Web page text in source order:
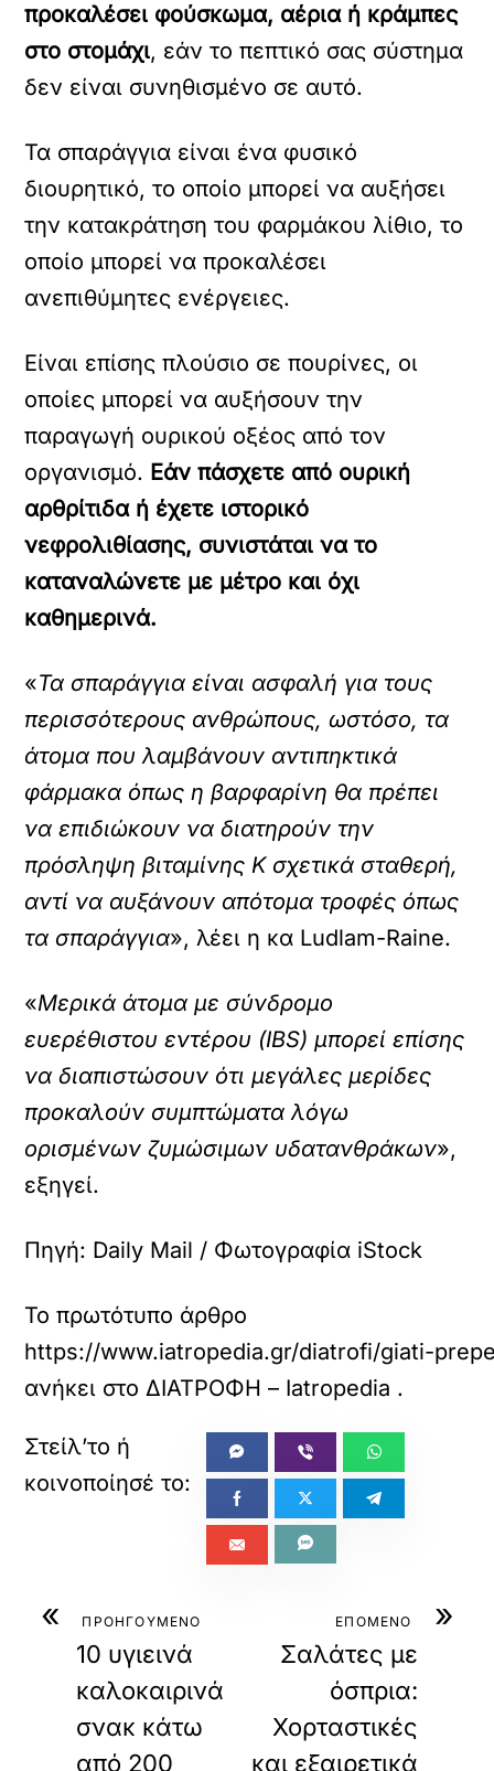
προκαλέσει φούσκωμα, αέρια ή κράμπες
στο στομάχι, εάν το πεπτικό σας σύστημα
δεν είναι συνηθισμένο σε αυτό.
Τα σπαράγγια είναι ένα φυσικό
διουρητικό, το οποίο μπορεί να αυξήσει
την κατακράτηση του φαρμάκου λίθιο, το
οποίο μπορεί να προκαλέσει
ανεπιθύμητες ενέργειες.
Είναι επίσης πλούσιο σε πουρίνες, οι
οποίες μπορεί να αυξήσουν την
παραγωγή ουρικού οξέος από τον
οργανισμό. Εάν πάσχετε από ουρική
αρθρίτιδα ή έχετε ιστορικό
νεφρολιθίασης, συνιστάται να το
καταναλώνετε με μέτρο και όχι
καθημερινά.
«Τα σπαράγγια είναι ασφαλή για τους
περισσότερους ανθρώπους, ωστόσο, τα
άτομα που λαμβάνουν αντιπηκτικά
φάρμακα όπως η βαρφαρίνη θα πρέπει
να επιδιώκουν να διατηρούν την
πρόσληψη βιταμίνης Κ σχετικά σταθερή,
αντί να αυξάνουν απότομα τροφές όπως
τα σπαράγγια», λέει η κα Ludlam-Raine.
«Μερικά άτομα με σύνδρομο
ευερέθιστου εντέρου (IBS) μπορεί επίσης
να διαπιστώσουν ότι μεγάλες μερίδες
προκαλούν συμπτώματα λόγω
ορισμένων ζυμώσιμων υδατανθράκων»,
εξηγεί.
Πηγή: Daily Mail / Φωτογραφία iStock
Το πρωτότυπο άρθρο
https://www.iatropedia.gr/diatrofi/giati-
ανήκει στοΔΙΑΤΡΟΦΗ – Iatropedia .
« ΠΡΟΗΓΟΥΜΕΝΟ
10 υγιεινά
καλοκαιρινά
σνακ κάτω
από 200
»
ΕΠΟΜΕΝΟ
Σαλάτες με
όσπρια:
Χορταστικές
και εξαιρετικά